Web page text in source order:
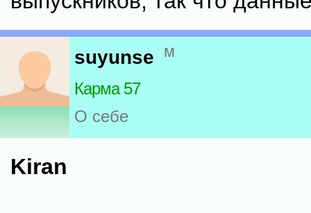
suyunse м
Карма 57
О себе
Kiran